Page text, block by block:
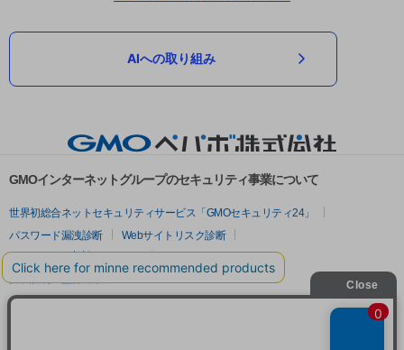
AIへの取り組み
GMOインターネットグループのセキュリティ事業について
世界初総合ネットセキュリティサービス「GMOセキュリティ24」
パスワード漏洩診断
Webサイトリスク診断
セキュリティ相談AIチャットボット
実在証明・盗聴対策
サイバー攻撃対策（GMOサイバーセキュリティ byイエラエ）